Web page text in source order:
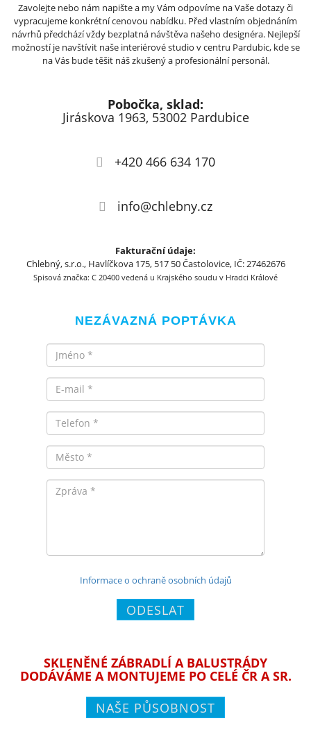
Zavolejte nebo nám napište a my Vám odpovíme na Vaše dotazy či
vypracujeme konkrétní cenovou nabídku. Před vlastním objednáním
návrhů předchází vždy bezplatná návštěva našeho designéra. Nejlepší
možností je navštívit naše interiérové studio v centru Pardubic, kde se
na Vás bude těšit náš zkušený a profesionální personál.
Pobočka, sklad:
Jiráskova 1963, 53002 Pardubice
+420 466 634 170
info@chlebny.cz
Fakturační údaje:
Chlebný, s.r.o., Havlíčkova 175, 517 50 Častolovice, IČ: 27462676
Spisová značka: C 20400 vedená u Krajského soudu v Hradci Králové
NEZÁVAZNÁ POPTÁVKA
Informace o ochraně osobních údajů
ODESLAT
SKLENĚNÉ ZÁBRADLÍ A BALUSTRÁDY
DODÁVÁME A MONTUJEME PO CELÉ ČR A SR.
NAŠE PŮSOBNOST